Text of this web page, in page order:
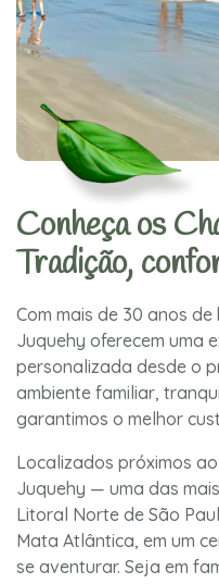
Conheça os
Tradição,
Com mais de 30 anos
Juquehy oferecem uma
personalizada desde o
ambiente familiar,
garantimos o melhor
Localizados próximos
Juquehy — uma das
Litoral Norte de São
Mata Atlântica, em um
se aventurar. Seja em